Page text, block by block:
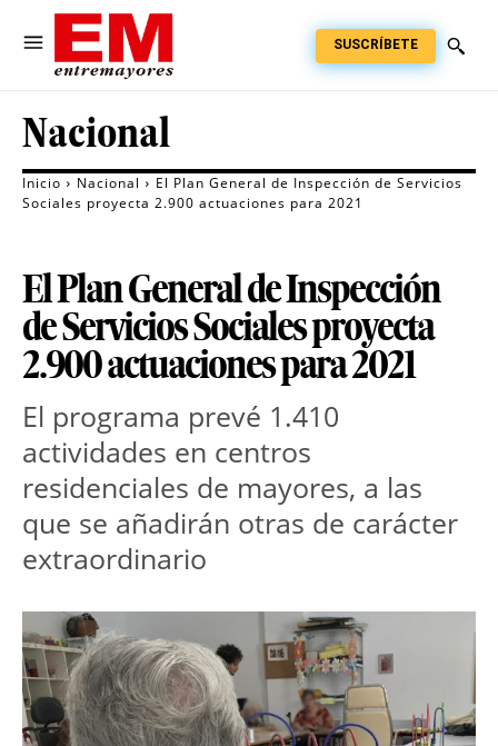
SUSCRÍBETE
Nacional
Inicio Nacional
El Plan General de Inspección de Servicios
Sociales proyecta 2.900 actuaciones para 2021
El Plan General de Inspección
de Servicios Sociales proyecta
2.900 actuaciones para 2021
El programa prevé 1.410
actividades en centros
residenciales de mayores, a las
que se añadirán otras de carácter
extraordinario